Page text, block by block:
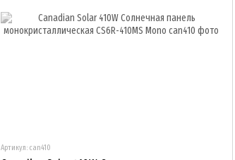
Артикул: can410